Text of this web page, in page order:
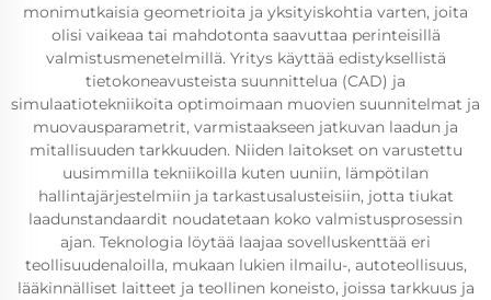
monimutkaisia geometrioita ja yksityiskohtia varten, joita
olisi vaikeaa tai mahdotonta saavuttaa perinteisillä
valmistusmenetelmillä. Yritys käyttää edistyksellistä
tietokoneavusteista suunnittelua (CAD) ja
simulaatiotekniikoita optimoimaan muovien suunnitelmat ja
muovausparametrit, varmistaakseen jatkuvan laadun ja
mitallisuuden tarkkuuden. Niiden laitokset on varustettu
uusimmilla tekniikoilla kuten uuniin, lämpötilan
hallintajärjestelmiin ja tarkastusalusteisiin, jotta tiukat
laadunstandaardit noudatetaan koko valmistusprosessin
ajan. Teknologia löytää laajaa sovelluskenttää eri
teollisuudenaloilla, mukaan lukien ilmailu-, autoteollisuus,
lääkinnälliset laitteet ja teollinen koneisto, joissa tarkkuus ja